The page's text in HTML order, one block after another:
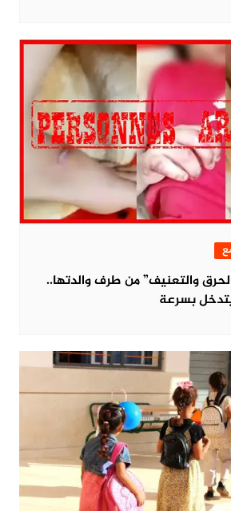
والتعنيف” من طرف والدتها..
يتدخل بسرعة